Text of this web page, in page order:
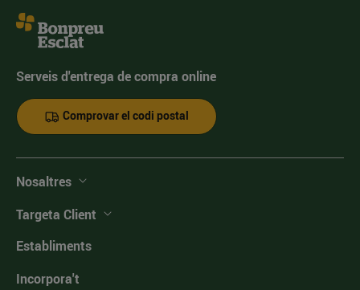
Serveis d'entrega de compra online
Comprovar el codi postal
Nosaltres
Targeta Client
Establiments
Incorpora't